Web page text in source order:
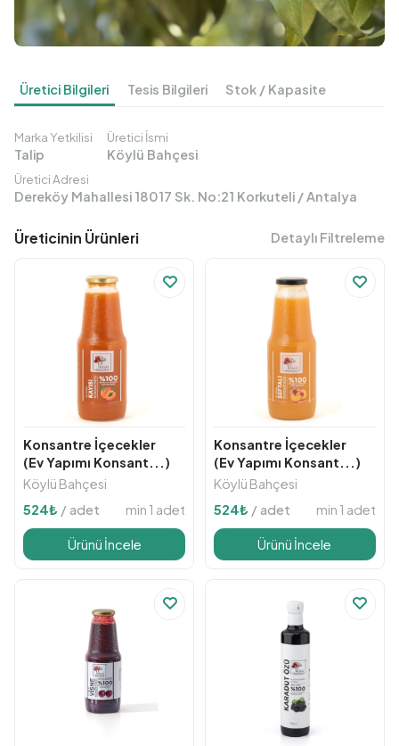
Üretici Bilgileri Tesis Bilgileri Stok / Kapasite
Marka Yetkilisi
Talip
Üretici İsmi
Köylü Bahçesi
Üretici Adresi
Dereköy Mahallesi 18017 Sk. No:21 Korkuteli / Antalya
Üreticinin Ürünleri Detaylı Filtreleme
Konsantre İçecekler
(Ev Yapımı Konsant...)
Köylü Bahçesi
524₺/ adet min 1 adet
Ürünü İncele
Konsantre İçecekler
(Ev Yapımı Konsant...)
Köylü Bahçesi
524₺/ adet min 1 adet
Ürünü İncele